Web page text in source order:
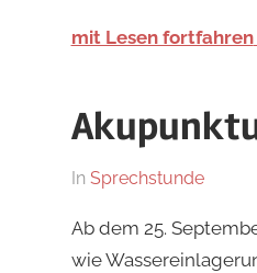
mit Lesen fortfahren
Am
August
Von
In Sprechstunde
Ab dem 25.
wie